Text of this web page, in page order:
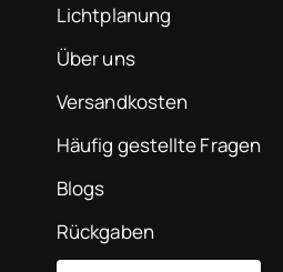
Lichtplanung
Über uns
Versandkosten
Häufig gestellte Fragen
Blogs
Rückgaben